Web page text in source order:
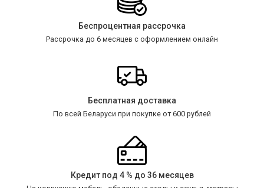
Беспроцентная рассрочка
Рассрочка до 6 месяцев с оформлением онлайн
Бесплатная доставка
По всей Беларуси при покупке от 600 рублей
Кредит под 4 % до 36 месяцев